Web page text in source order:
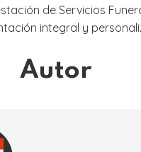
de Servicios
integral y
Autor